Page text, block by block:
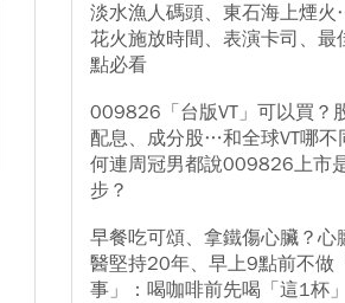
淡水漁人碼頭、東石海上煙
花火施放時間、表演卡司、最
點必看
009826「台版VT」可以買？
配息、成分股…和全球VT哪不
何連周冠男都說009826上市
步？
早餐吃可頌、拿鐵傷心臟？心
醫堅持20年、早上9點前不做
事」：喝咖啡前先喝「這1杯